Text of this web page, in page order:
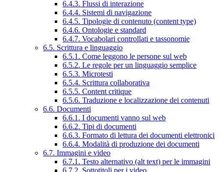
6.4.3. Flussi di interazione
6.4.4. Sistemi di navigazione
6.4.5. Tipologie di contenuto (content type)
6.4.6. Ontologie e standard
6.4.7. Vocabolari controllati e tassonomie
6.5. Scrittura e linguaggio
6.5.1. Come leggono le persone sul web
6.5.2. Le regole per un linguaggio semplice
6.5.3. Microtesti
6.5.4. Scrittura collaborativa
6.5.5. Content critique
6.5.6. Traduzione e localizzazione dei contenuti
6.6. Documenti
6.6.1. I documenti vanno sul web
6.6.2. Tipi di documenti
6.6.3. Formato di lettura dei documenti elettronici
6.6.4. Modalità di produzione dei documenti
6.7. Immagini e video
6.7.1. Testo alternativo (alt text) per le immagini
6.7.2. Sottotitoli per i video